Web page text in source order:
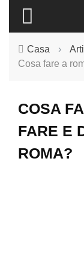
Casa ›
Cosa fare a
COSA
FARE E
ROMA?